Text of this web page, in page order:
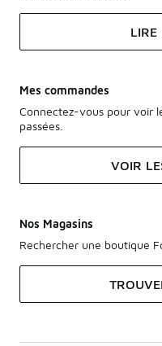
LIRE
Mes commandes
Connectez-vous pour voir
passées.
VOIR
Nos Magasins
Rechercher une boutique